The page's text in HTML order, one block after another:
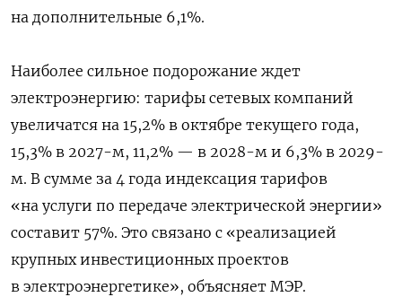
на дополнительные 6,1%.
Наиболее сильное подорожание ждет
электроэнергию: тарифы сетевых компаний
увеличатся на 15,2% в октябре текущего года,
15,3% в 2027-м, 11,2% — в 2028-м и 6,3% в 2029-
м. В сумме за 4 года индексация тарифов
«на услуги по передаче электрической энергии»
составит 57%. Это связано с «реализацией
крупных инвестиционных проектов
в электроэнергетике», объясняет МЭР.